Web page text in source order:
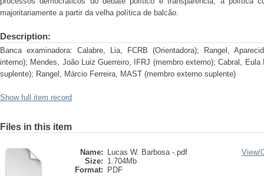
majoritariamente a partir da velha política de balcão.
Description:
Banca examinadora: Calabre, Lia, FCRB (Orientadora); Rangel,
interno); Mendes, João Luiz Guerreiro, IFRJ (membro externo); Cabral,
suplente); Rangel, Márcio Ferreira, MAST (membro externo suplente)
Show full item record
Files in this item
Name:
Lucas W. Barbosa -.pdf
Size: 1.704Mb
Format:
PDF
View/